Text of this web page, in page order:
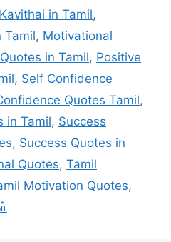
in Tamil,
Tamil, Motivational
in Tamil, Positive
, Self Confidence
Quotes Tamil,
in Tamil, Success
, Success Quotes in
Quotes, Tamil
Motivation Quotes,